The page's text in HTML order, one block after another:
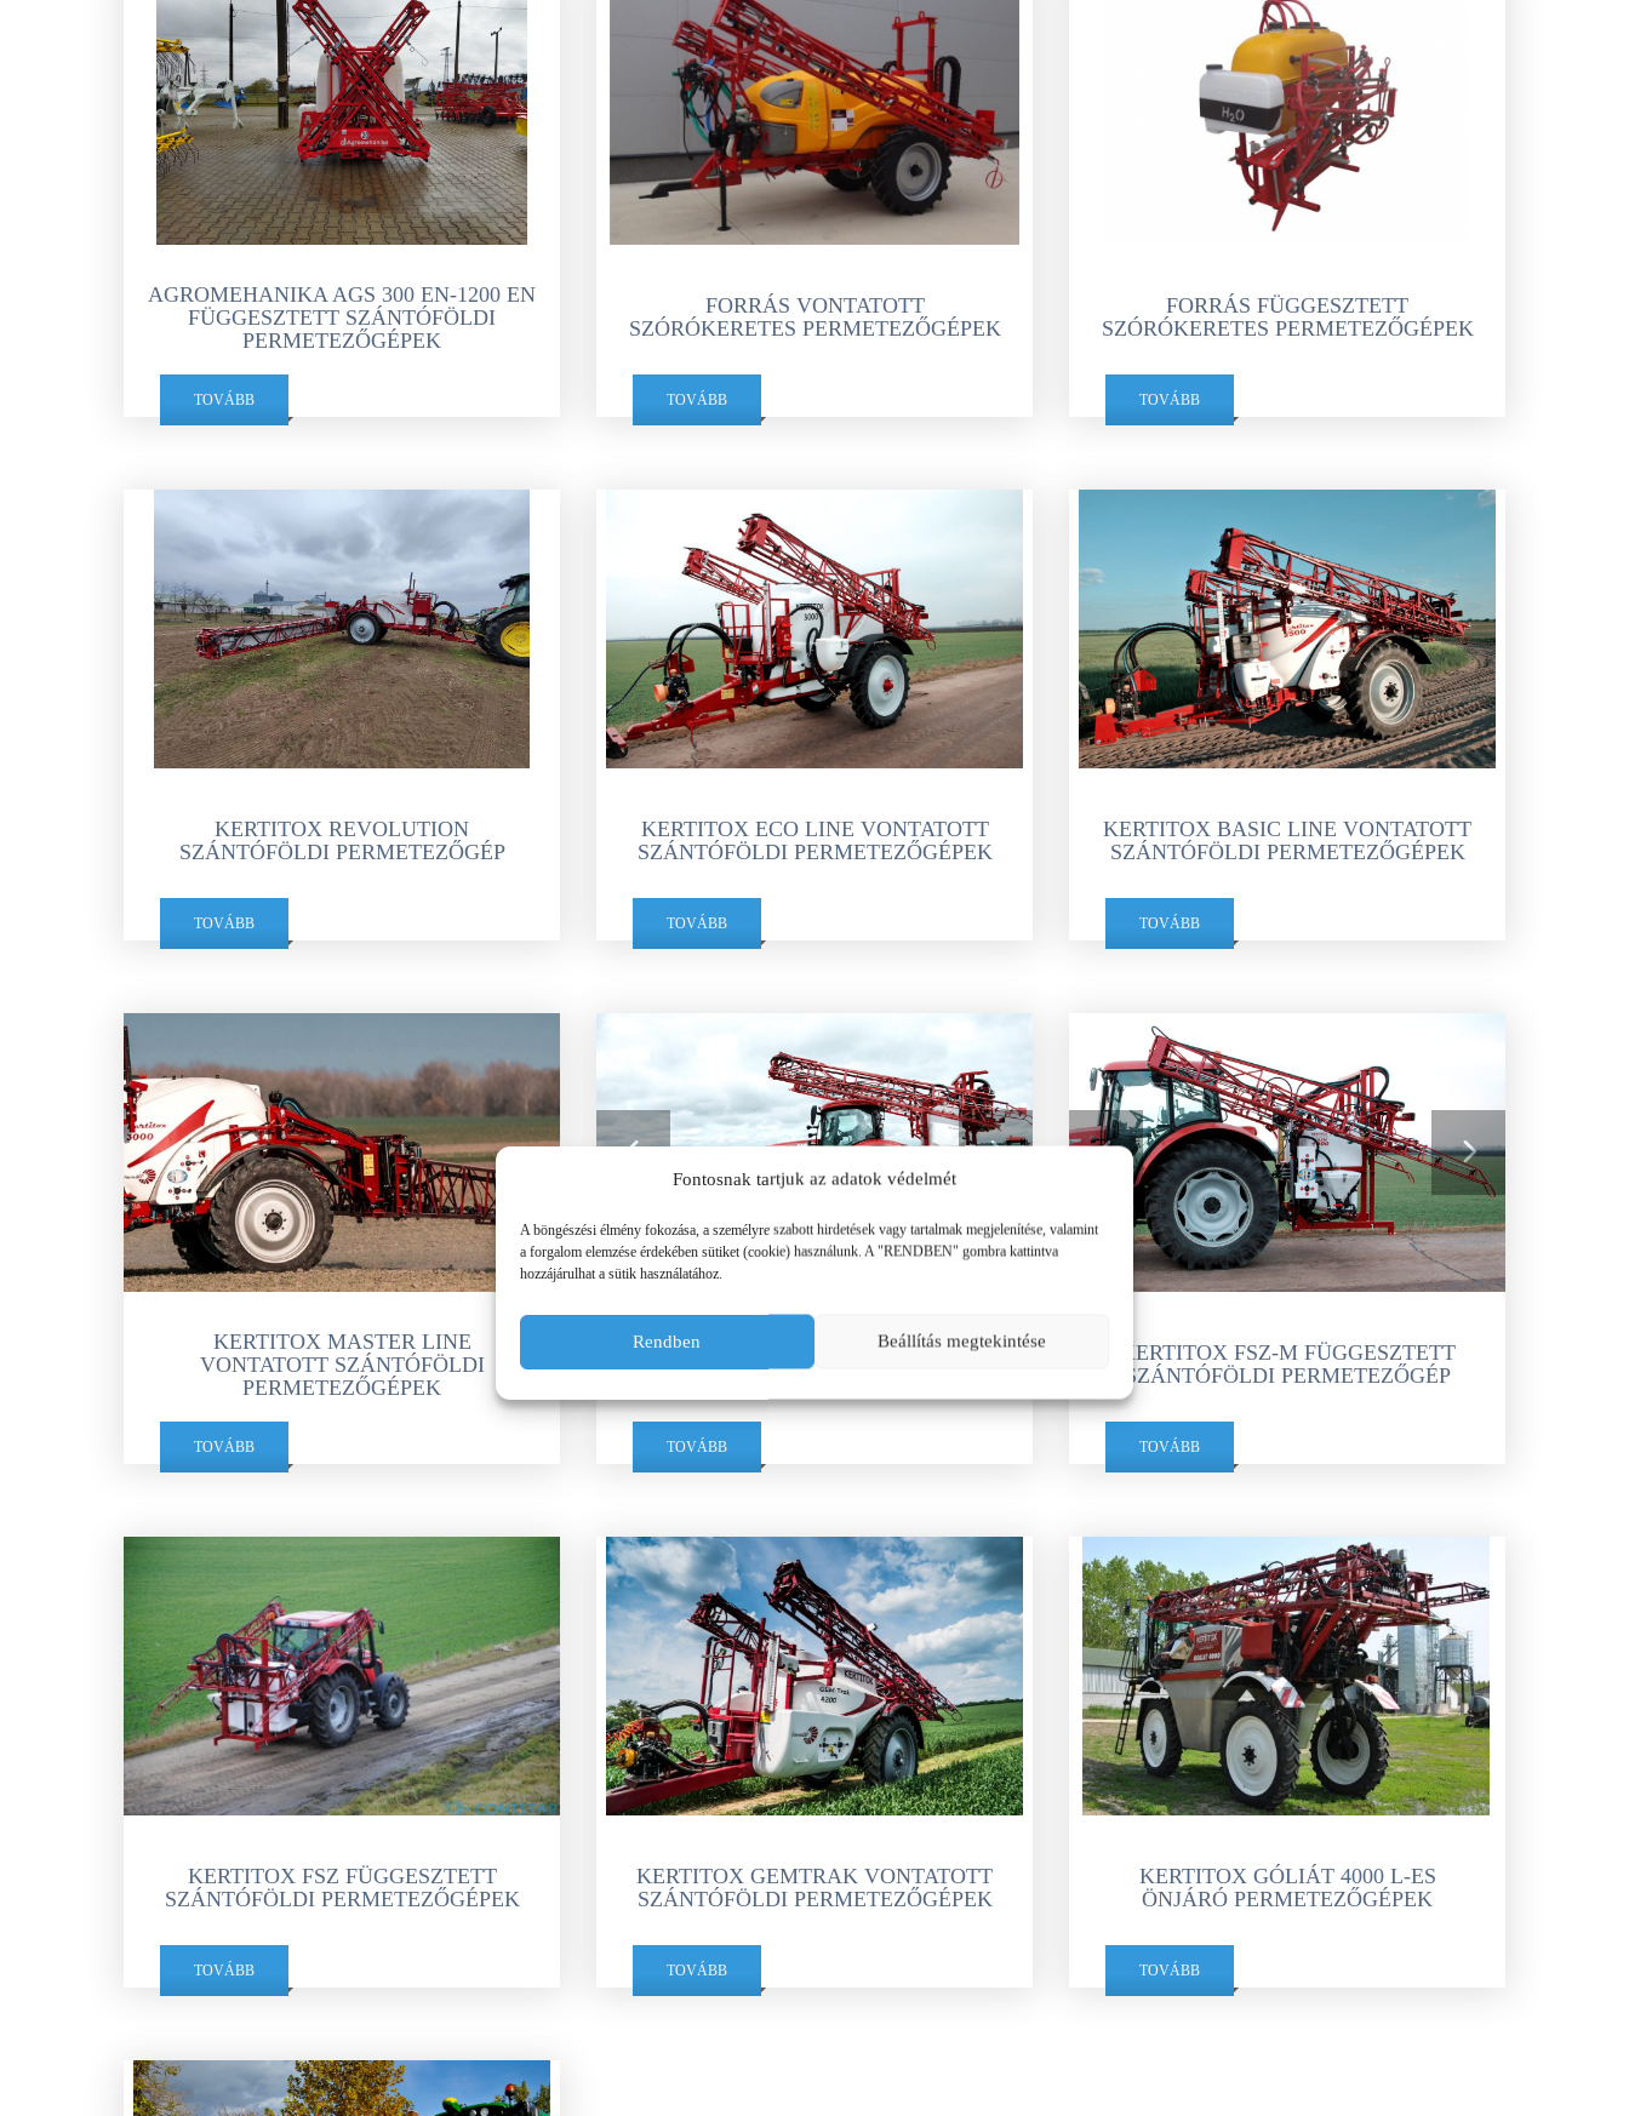
Fontosnak tartjuk az adatok védelmét
A böngészési élmény fokozása, a személyre szabott hirdetések vagy tartalmak megjelenítése, valamint
a forgalom elemzése érdekében sütiket (cookie) használunk. A "RENDBEN" gombra kattintva
hozzájárulhat a sütik használatához.
Rendben Beállítás megtekintése
ÜZEMANYAG TÁROLÓK
MŰTRÁGYASZÓROK
AGROMEHANIKA AGS 300 EN-1200 EN
FÜGGESZTETT SZÁNTÓFÖLDI
PERMETEZŐGÉPEK
TOVÁBB
FORRÁS VONTATOTT
SZÓRÓKERETES PERMETEZŐGÉPEK
TOVÁBB
FORRÁS FÜGGESZTETT
SZÓRÓKERETES PERMETEZŐGÉPEK
TOVÁBB
KERTITOX REVOLUTION
SZÁNTÓFÖLDI PERMETEZŐGÉP
TOVÁBB
KERTITOX ECO LINE VONTATOTT
SZÁNTÓFÖLDI PERMETEZŐGÉPEK
TOVÁBB
KERTITOX BASIC LINE VONTATOTT
SZÁNTÓFÖLDI PERMETEZŐGÉPEK
TOVÁBB
KERTITOX MASTER LINE
VONTATOTT SZÁNTÓFÖLDI
PERMETEZŐGÉPEK
TOVÁBB
KERTITOX FSZ-S FÜGGESZTETT
SZÁNTÓFÖLDI PERMETEZŐGÉPEK
TOVÁBB
KERTITOX FSZ-M FÜGGESZTETT
SZÁNTÓFÖLDI PERMETEZŐGÉP
TOVÁBB
KERTITOX FSZ FÜGGESZTETT
SZÁNTÓFÖLDI PERMETEZŐGÉPEK
TOVÁBB
KERTITOX GEMTRAK VONTATOTT
SZÁNTÓFÖLDI PERMETEZŐGÉPEK
TOVÁBB
KERTITOX GÓLIÁT 4000 L-ES
ÖNJÁRÓ PERMETEZŐGÉPEK
TOVÁBB